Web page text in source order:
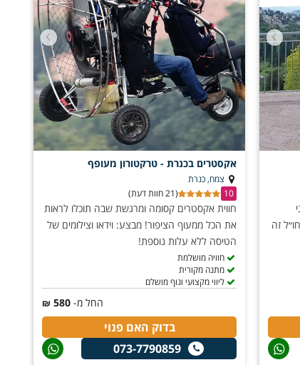
זה
אקסטרים בכנרת - טרקטורון מעופף
צמח, כנרת
10
(21 חוות דעת)
חווית אקסטרים קסומה ומרגשת שבה תוכלו לראות
את הכל ממעוף הציפור! מבצע: וידאו וצילומים של
הטיסה ללא עלות נוספת!
חוויה מושלמת
מתנה מקורית
ליווי מקצועי ונוף מושלם
החל מ- 580
₪
בדוק האם פנוי
073-7790859